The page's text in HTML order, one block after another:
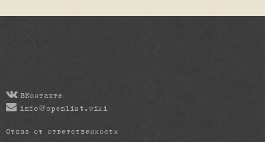
ВКонтакте
info@openlist.wiki
Отказ от ответственности